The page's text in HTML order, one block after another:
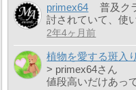
primex64
普及ク
討されていて、使
2年4ヶ月前
植物を愛する斑入
> primex64さん
値段高いだけあっ